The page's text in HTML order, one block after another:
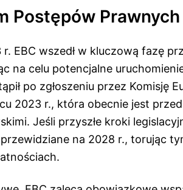
Postępów Prawnych
r. EBC wszedł w kluczową fazę
na celu potencjalne
po zgłoszeniu przez Komisję
2023 r., która obecnie jest
Jeśli przyszłe kroki
na 2028 r., torując